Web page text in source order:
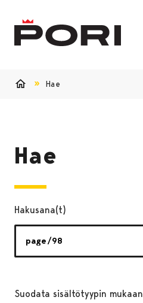
Hae
Hae
Hakusana(t)
Suodata sisältötyypin mukaan